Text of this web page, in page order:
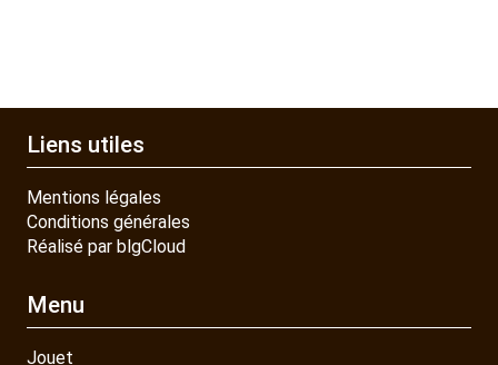
Liens utiles
Mentions légales
Conditions générales
Réalisé par blgCloud
Menu
Jouet